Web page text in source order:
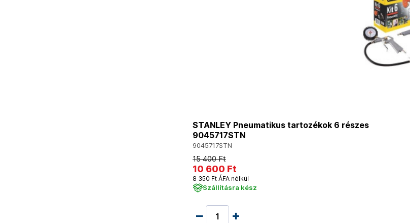
STANLEY Pneumatikus tartozékok 6 részes
9045717STN
9045717STN
15 400 Ft
10 600 Ft
8 350 Ft ÁFA nélkül
Szállításra kész